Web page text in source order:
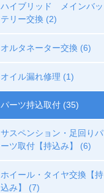
ハイブリッド メインバッ
テリー交換 (2)
オルタネーター交換 (6)
オイル漏れ修理 (1)
パーツ持込取付 (35)
サスペンション・足回りパ
ーツ取付【持込み】 (6)
ホイール・タイヤ交換【持
込み】 (7)